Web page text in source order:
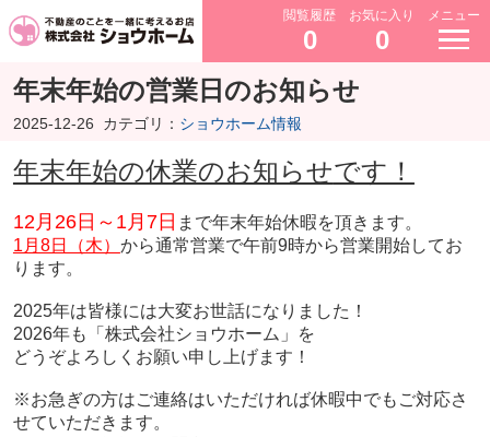
閲覧履歴
0
お気に入り
0
メニュー
年末年始の営業日のお知らせ
2025-12-26 カテゴリ： ショウホーム情報
年末年始の休業のお知らせです！
12月26日～1月7日 まで年末年始休暇を頂きます。
1月8日（木） から通常営業で午前9時から営業開始してお
ります。
2025年は皆様には大変お世話になりました！
2026年も「株式会社ショウホーム」
を
どうぞよろしくお願い申し上げます！
※お急ぎの方はご連絡はいただければ休暇中でもご対応さ
せていただきます。